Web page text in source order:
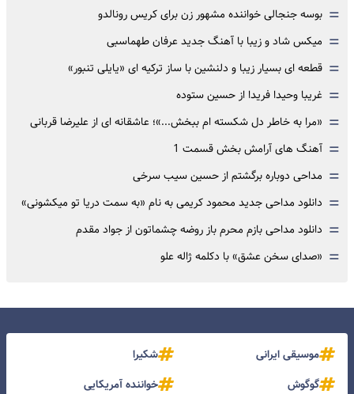
= بوسه جنجالی خواننده مشهور زن برای کریس رونالدو
= میکس شاد و زیبا با آهنگ جدید عرفان طهماسبی
= قطعه ای بسیار زیبا و دلنشین با ساز ترکیه ای «یایلی تنبور»
= غریبا وحیدا فریدا از حسین ستوده
= «مرا به خاطر دل شکسته ام ببخش...»؛ عاشقانه ای از علیرضا قربانی
= آهنگ های آرامش بخش قسمت 1
= مداحی دوباره برگشتم از حسین سیب سرخی
= دانلود مداحی جدید محمود کریمی به نام «به سمت دریا تو میکشونی»
= دانلود مداحی بازم محرم باز روضه چشماتون از جواد مقدم
= «صدای سخن عشق» با دکلمه ژاله علو
موسیقی ایرانی
شکیرا
گوگوش
خواننده آمریکایی